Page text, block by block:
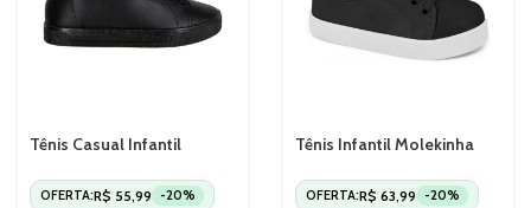
Tênis Casual Infantil
OFERTA:R$ 55,99 -20%
Tênis Infantil Molekinha
2118569
OFERTA:R$ 63,99 -20%